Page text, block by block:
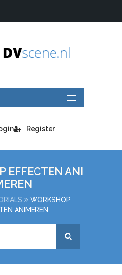
Register
EFFECTEN ANI
WORKSHOP
ANIMEREN